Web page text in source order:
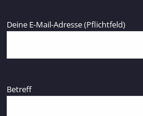
Deine E-Mail-Adresse (Pflichtfeld)
Betreff